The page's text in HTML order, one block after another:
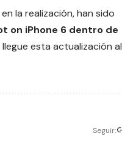
la realización, han sido
on iPhone 6 dentro de
esta actualización al
Seguir: